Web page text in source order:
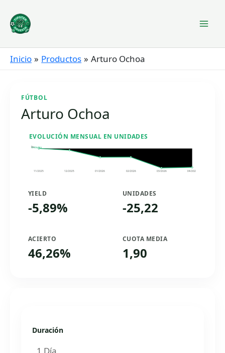
contenido
Inicio Productos Arturo Ochoa
FÚTBOL
Arturo Ochoa
EVOLUCIÓN MENSUAL EN UNIDADES
Unidades
0u
11/2025 12/2025 01/2026 02/2026 03/2026 04/2026
YIELD
-5,89%
UNIDADES
-25,22
ACIERTO
46,26%
CUOTA MEDIA
1,90
Duración